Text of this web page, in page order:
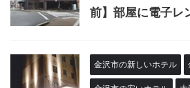
前】部屋に電子レ
金沢市の新しいホテル